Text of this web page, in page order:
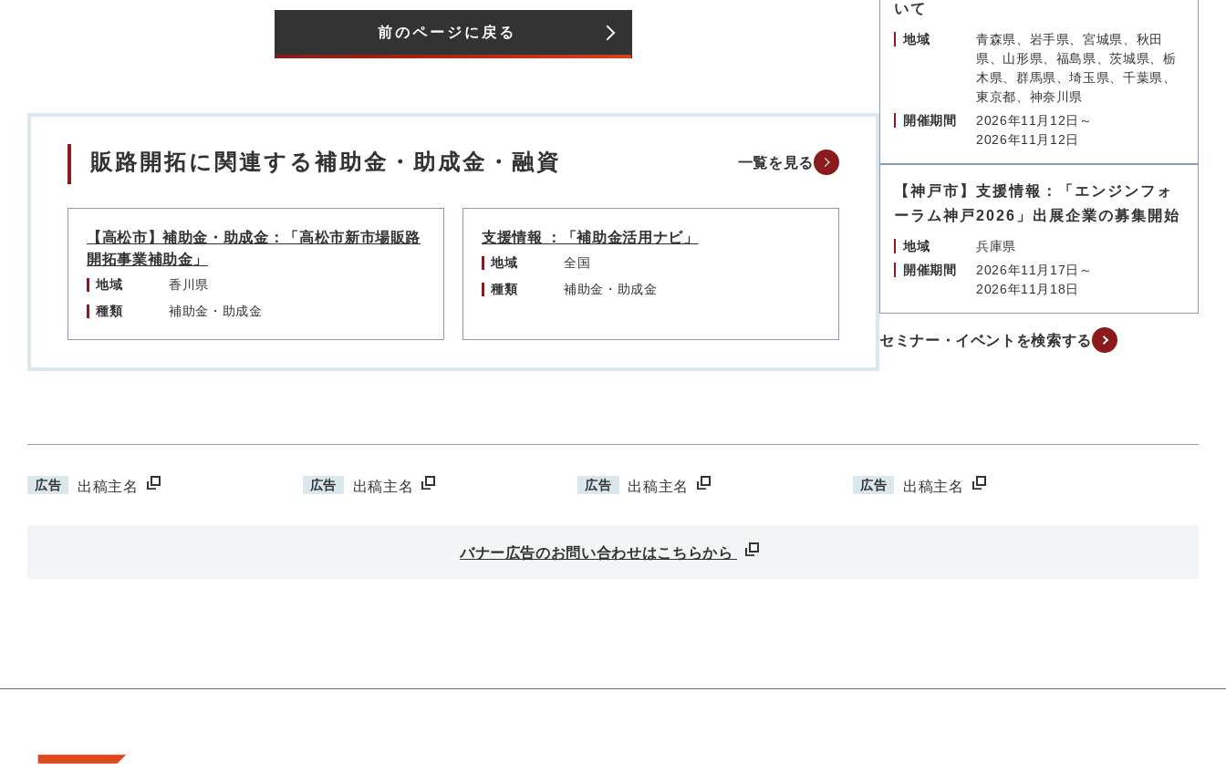
前のページに戻る
販路開拓に関連する補助金・助成金・融資 一覧を見る
【高松市】補助金・助成金：「高松市新市場販路
開拓事業補助金」
地域
香川県
種類
補助金・助成金
支援情報 ：「補助金活用ナビ」
地域
全国
種類
補助金・助成金
いて
地域
青森県、岩手県、宮城県、秋田
県、山形県、福島県、茨城県、栃
木県、群馬県、埼玉県、千葉県、
東京都、神奈川県
開催期間
2026年11月12日～
2026年11月12日
【神戸市】支援情報：「エンジンフォ
ーラム神戸2026」出展企業の募集開始
地域
兵庫県
開催期間
2026年11月17日～
2026年11月18日
セミナー・イベントを検索する
広告 出稿主名 広告 出稿主名 広告 出稿主名 広告 出稿主名
バナー広告のお問い合わせはこちらから